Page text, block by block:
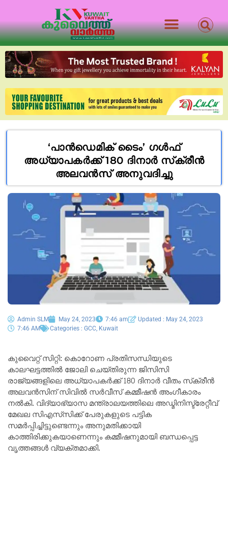
‘പാൻഡെമിക് ടൈം’ ഗൾഫ്
അധ്യാപകർക്ക് 180 ദിനാർ സ്‌ക്രീൻ
അലവൻസ് അനുവദിച്ചു
Admin SLM May 24, 2023 7:46 am
Updated : May 24, 2023
7:46 AM
Categories : GCC Kuwait
കുവൈറ്റ് സിറ്റി: കൊറോണ പ്രതിസന്ധിയുടെ
കാലഘട്ടത്തിൽ ജോലി ചെയ്തിരുന്ന ജിസിസി
രാജ്യങ്ങളിലെ അധ്യാപകർക്ക് 180 ദിനാർ വീതം സ്‌ക്രീൻ
അലവൻസിന് സിവിൽ സർവീസ് കമ്മീഷൻ അംഗീകാരം
നൽകി. വിദ്യാഭ്യാസ മന്ത്രാലയത്തിലെ അഡ്മിനിസ്ട്രേറ്റീവ്
മേഖല സിഎസ്‌സിക്ക് പേരുകളുടെ പട്ടിക
സമർപ്പിച്ചിട്ടുണ്ടെന്നും അനുമതിക്കായി
കാത്തിരിക്കുകയാണെന്നും കമ്മീഷനുമായി ബന്ധപ്പെട്ട
വൃത്തങ്ങൾ വ്യക്തമാക്കി.